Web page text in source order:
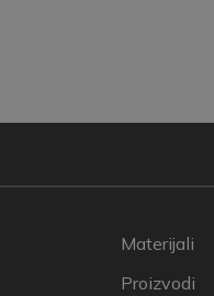
Materijali
Proizvodi